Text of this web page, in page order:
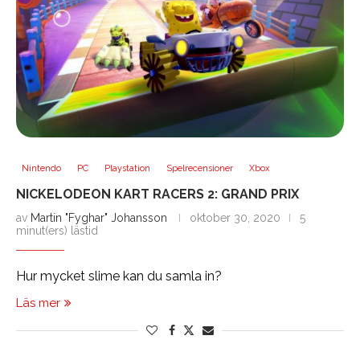
Nintendo PC Playstation Spelrecensioner Xbox
NICKELODEON KART RACERS 2: GRAND PRIX
av Martin "Fyghar" Johansson oktober 30, 2020
5
minut(ers) lästid
Hur mycket slime kan du samla in?
Läs mer